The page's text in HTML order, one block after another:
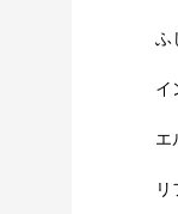
ふ
イ
エ
リ